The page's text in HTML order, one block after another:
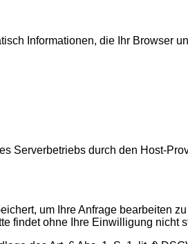
Informationen, die Ihr Browser
Serverbetriebs durch den Host-
um Ihre Anfrage bearbeiten
findet ohne Ihre Einwilligung nicht